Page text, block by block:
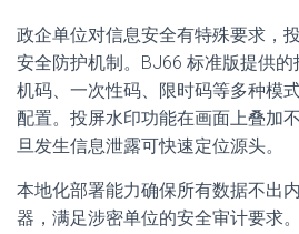
政企单位对信息安全有特殊要求，
安全防护机制。BJ66 标准版提供
机码、一次性码、限时码等多种模
配置。投屏水印功能在画面上叠加
旦发生信息泄露可快速定位源头。
本地化部署能力确保所有数据不出
器，满足涉密单位的安全审计要求